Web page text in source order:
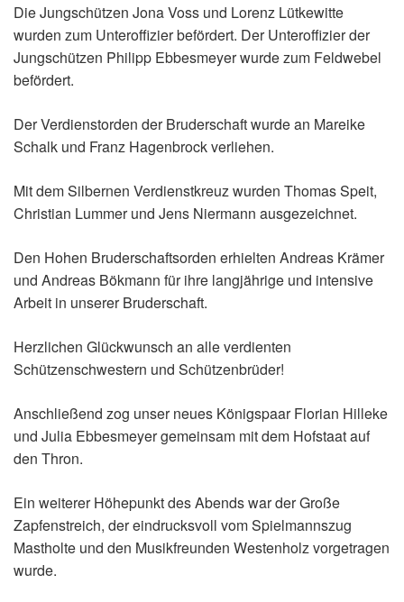
Die Jungschützen Jona Voss und Lorenz Lütkewitte
wurden zum Unteroffizier befördert. Der Unteroffizier der
Jungschützen Philipp Ebbesmeyer wurde zum Feldwebel
befördert.
Der Verdienstorden der Bruderschaft wurde an Mareike
Schalk und Franz Hagenbrock verliehen.
Mit dem Silbernen Verdienstkreuz wurden Thomas Speit,
Christian Lummer und Jens Niermann ausgezeichnet.
Den Hohen Bruderschaftsorden erhielten Andreas Krämer
und Andreas Bökmann für ihre langjährige und intensive
Arbeit in unserer Bruderschaft.
Herzlichen Glückwunsch an alle verdienten
Schützenschwestern und Schützenbrüder!
Anschließend zog unser neues Königspaar Florian Hilleke
und Julia Ebbesmeyer gemeinsam mit dem Hofstaat auf
den Thron.
Ein weiterer Höhepunkt des Abends war der Große
Zapfenstreich, der eindrucksvoll vom Spielmannszug
Mastholte und den Musikfreunden Westenholz vorgetragen
wurde.